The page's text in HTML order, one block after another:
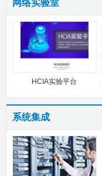
网络实验室
HCIA实验平台
系统集成